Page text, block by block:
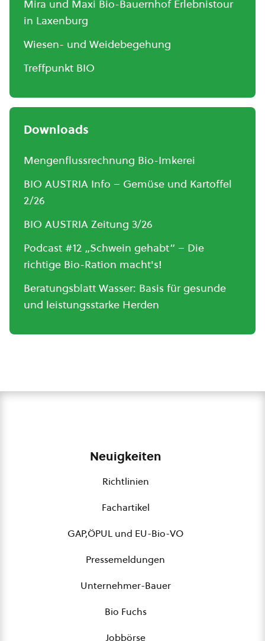
Mira und Maxi Bio-Bauernhof Erlebnistour
in Laxenburg
Wiesen- und Weidebegehung
Treffpunkt BIO
Downloads
Mengenflussrechnung Bio-Imkerei
BIO AUSTRIA Info – Gemüse und Kartoffel
2/26
BIO AUSTRIA Zeitung 3/26
Podcast #12 „Schwein gehabt“ – Die
richtige Bio-Ration macht's!
Beratungsblatt Wasser: Basis für gesunde
und leistungsstarke Herden
Neuigkeiten
Richtlinien
Fachartikel
GAP,ÖPUL und EU-Bio-VO
Pressemeldungen
Unternehmer-Bauer
Bio Fuchs
Jobbörse